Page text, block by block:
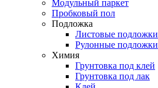
Модульный паркет
Пробковый пол
Подложка
Листовые подложки
Рулонные подложки
Химия
Грунтовка под клей
Грунтовка под лак